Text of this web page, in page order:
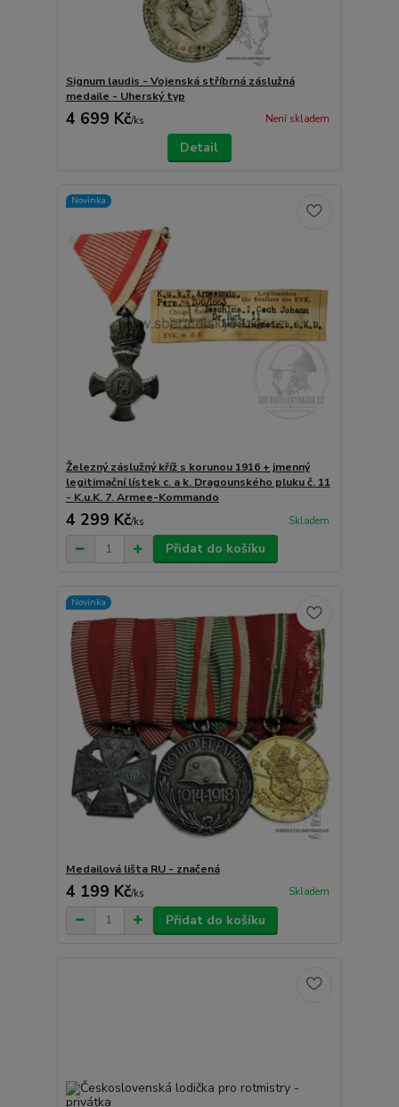
Signum laudis - Vojenská stříbrná záslužná
medaile - Uherský typ
4 699 Kč/ks Není skladem
Detail
Novinka
Železný záslužný kříž s korunou 1916 + jmenný
legitimační lístek c. a k. Dragounského pluku č. 11
- K.u.K. 7. Armee-Kommando
4 299 Kč/ks Skladem
Přidat do košíku
Novinka
Medailová lišta RU - značená
4 199 Kč/ks Skladem
Přidat do košíku